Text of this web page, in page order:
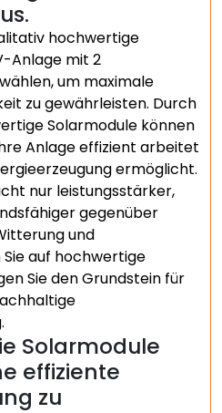
hochwertige
Anlage mit 2
um maximale
zu gewährleisten. Durch
Solarmodule können
Anlage effizient arbeitet
ermöglicht.
nur leistungsstärker,
gegenüber
und
auf hochwertige
Sie den Grundstein für
Solarmodule
effiziente
zu